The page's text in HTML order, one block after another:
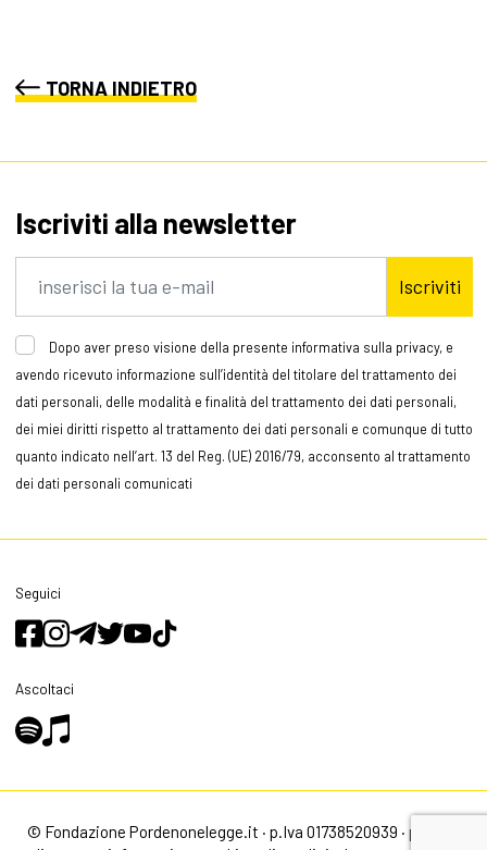
TORNA INDIETRO
Iscriviti alla newsletter
Iscriviti
Dopo aver preso visione della presente informativa sulla privacy, e
avendo ricevuto informazione sull’identità del titolare del trattamento dei
dati personali, delle modalità e finalità del trattamento dei dati personali,
dei miei diritti rispetto al trattamento dei dati personali e comunque di tutto
quanto indicato nell’art. 13 del Reg. (UE) 2016/79, acconsento al trattamento
dei dati personali comunicati
Seguici
Ascoltaci
© Fondazione Pordenonelegge.it · p.Iva 01738520939 · privacy